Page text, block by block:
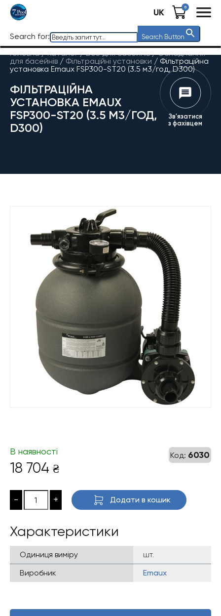
UK 0
Search for: Search Button
Головна / Каталог/Все для басейнів/Обладнання
для басейнів / Фільтраційні установки / Фільтраційна
установка Emaux FSP300-ST20 (3.5 м3/год, D300)
ФІЛЬТРАЦІЙНА
УСТАНОВКА EMAUX
FSP300-ST20 (3.5 М3/ГОД,
D300)
Зв'язатися
з фахівцем
Код: 6030
В наявності
18 704 ₴
- + Додати в кошик
Характеристики
Одиниця виміру
шт.
Виробник
Emaux